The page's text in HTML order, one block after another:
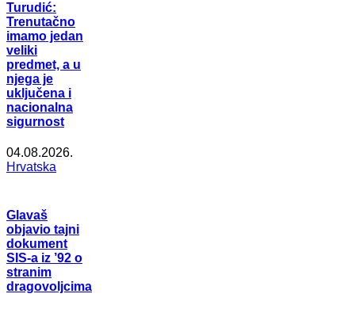
Turudić:
Trenutačno
imamo jedan
veliki
predmet, a u
njega je
uključena i
nacionalna
sigurnost
04.08.2026.
Hrvatska
Glavaš
objavio tajni
dokument
SIS-a iz ’92 o
stranim
dragovoljcima